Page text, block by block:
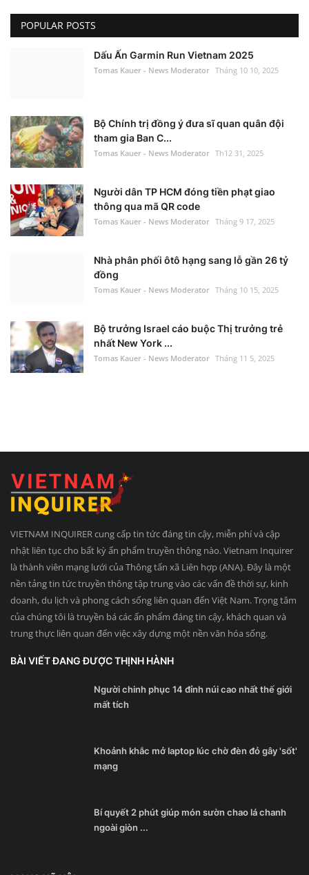
POPULAR POSTS
Dấu Ấn Garmin Run Vietnam 2025
Tomas Kauer - News Moderator Tháng 10 10, 2025
Bộ Chính trị đồng ý đưa sĩ quan quân đội
tham gia Ban C...
Tomas Kauer - News Moderator Th12 31, 2025
Người dân TP HCM đóng tiền phạt giao
thông qua mã QR code
Tomas Kauer - News Moderator Tháng 9 17, 2025
Nhà phân phối ôtô hạng sang lỗ gần 26 tỷ
đồng
Tomas Kauer - News Moderator Tháng 10 15, 2025
Bộ trưởng Israel cáo buộc Thị trưởng trẻ
nhất New York ...
Tomas Kauer - News Moderator Tháng 11 5, 2025
VIETNAM INQUIRER cung cấp tin tức đáng tin cậy, miễn phí và cập
nhật liên tục cho bất kỳ ấn phẩm truyền thông nào. Vietnam Inquirer
là thành viên mạng lưới của Thông tấn xã Liên hợp (ANA). Đây là một
nền tảng tin tức truyền thông tập trung vào các vấn đề thời sự, kinh
doanh, du lịch và phong cách sống liên quan đến Việt Nam. Trọng tâm
của chúng tôi là truyền bá các ấn phẩm đáng tin cậy, khách quan và
trung thực liên quan đến việc xây dựng một nền văn hóa sống.
BÀI VIẾT ĐANG ĐƯỢC THỊNH HÀNH
Người chinh phục 14 đỉnh núi cao nhất thế giới
mất tích
Khoảnh khắc mở laptop lúc chờ đèn đỏ gây 'sốt'
mạng
Bí quyết 2 phút giúp món sườn chao lá chanh
ngoài giòn ...